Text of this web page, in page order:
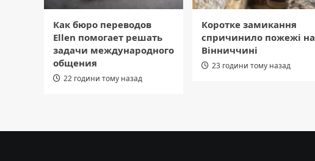
Как бюро переводов
Ellen помогает решать
задачи международного
общения
22 години тому назад
Коротке замикання
спричинило пожежі на
Вінниччині
23 години тому назад